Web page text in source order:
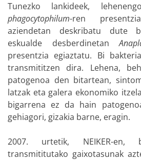
Tunezko lankideek,
phagocytophilum-ren
aziendetan deskribatu dute
eskualde desberdinetan
presentzia egiaztatu. Bi
transmititzen dira. Lehena,
patogenoa den bitartean,
latzak eta galera ekonomiko
bigarrena ez da hain
gehiagori, gizakia barne, eragin.
2007. urtetik, NEIKER-en,
transmititutako gaixotasunak